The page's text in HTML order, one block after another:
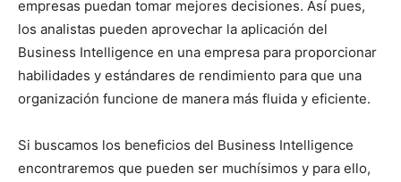
empresas puedan tomar mejores decisiones. Así pues,
los analistas pueden aprovechar la aplicación del
Business Intelligence en una empresa para proporcionar
habilidades y estándares de rendimiento para que una
organización funcione de manera más fluida y eficiente.
Si buscamos los beneficios del Business Intelligence
encontraremos que pueden ser muchísimos y para ello,